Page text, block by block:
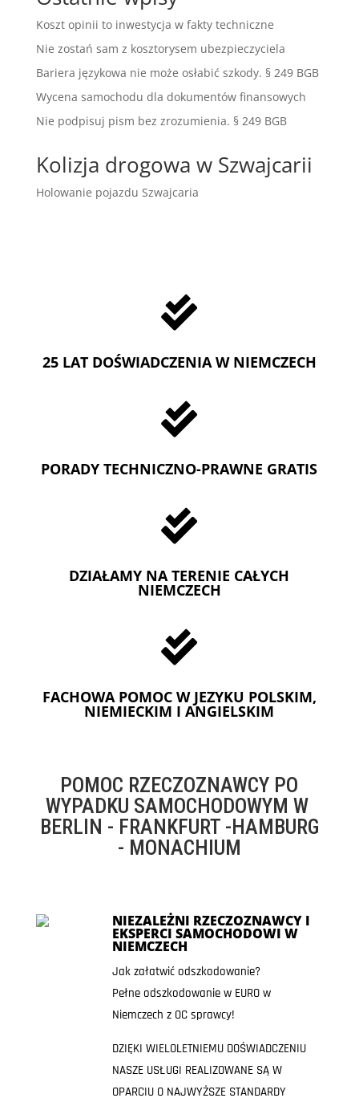
Koszt opinii to inwestycja w fakty techniczne
Nie zostań sam z kosztorysem ubezpieczyciela
Bariera językowa nie może osłabić szkody. § 249 BGB
Wycena samochodu dla dokumentów finansowych
Nie podpisuj pism bez zrozumienia. § 249 BGB
Kolizja drogowa w Szwajcarii
Holowanie pojazdu Szwajcaria

25 LAT DOŚWIADCZENIA W NIEMCZECH

PORADY TECHNICZNO-PRAWNE GRATIS

DZIAŁAMY NA TERENIE CAŁYCH
NIEMCZECH

FACHOWA POMOC W JEZYKU POLSKIM,
NIEMIECKIM I ANGIELSKIM
POMOC RZECZOZNAWCY PO
WYPADKU SAMOCHODOWYM W
BERLIN - FRANKFURT -HAMBURG
- MONACHIUM
NIEZALEŻNI RZECZOZNAWCY I
EKSPERCI SAMOCHODOWI W
NIEMCZECH
Jak załatwić odszkodowanie?
Pełne odszkodowanie w EURO w
Niemczech z OC sprawcy!
DZIĘKI WIELOLETNIEMU DOŚWIADCZENIU
NASZE USŁUGI REALIZOWANE SĄ W
OPARCIU O NAJWYŻSZE STANDARDY